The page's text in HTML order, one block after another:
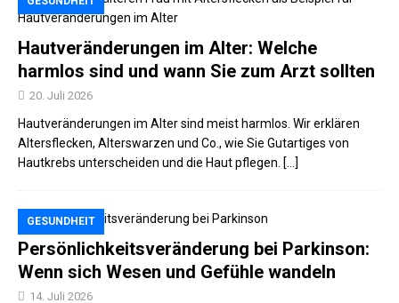
Hautveränderungen im Alter: Welche
harmlos sind und wann Sie zum Arzt sollten
20. Juli 2026
Hautveränderungen im Alter sind meist harmlos. Wir erklären
Altersflecken, Alterswarzen und Co., wie Sie Gutartiges von
Hautkrebs unterscheiden und die Haut pflegen. […]
Persönlichkeitsveränderung bei Parkinson:
Wenn sich Wesen und Gefühle wandeln
GESUNDHEIT
14. Juli 2026